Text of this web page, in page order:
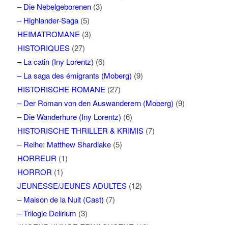
– Die Nebelgeborenen(3)
– Highlander-Saga(5)
HEIMATROMANE (3)
HISTORIQUES(27)
– La catin (Iny Lorentz) (6)
– La saga des émigrants (Moberg) (9)
HISTORISCHE ROMANE (27)
– Der Roman von den Auswanderern (Moberg) (9)
– Die Wanderhure (Iny Lorentz) (6)
HISTORISCHE THRILLER & KRIMIS(7)
– Reihe: Matthew Shardlake(5)
HORREUR (1)
HORROR (1)
JEUNESSE/JEUNES ADULTES(12)
– Maison de la Nuit (Cast) (7)
– Trilogie Delirium (3)